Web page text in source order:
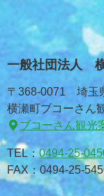
一般社団法人
〒368-0071 埼玉
横瀬町ブコーさん
ブコーさん観光
TEL： 0494-25-
FAX：0494-25-